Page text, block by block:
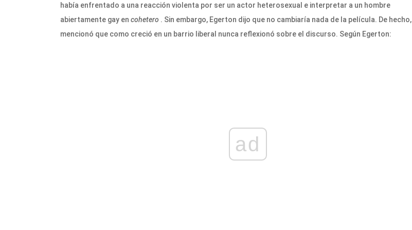
había enfrentado a una reacción violenta por ser un actor heterosexual e interpretar a un hombre
abiertamente gay en cohetero . Sin embargo, Egerton dijo que no cambiaría nada de la película. De hecho,
mencionó que como creció en un barrio liberal nunca reflexionó sobre el discurso. Según Egerton:
ad